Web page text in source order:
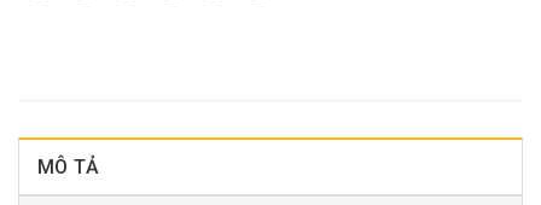
MÔ TẢ